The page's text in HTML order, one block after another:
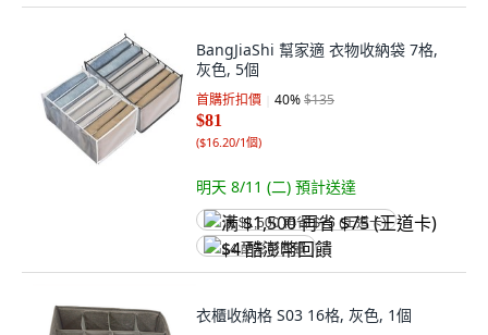
BangJiaShi 幫家適 衣物收納袋 7格,
灰色, 5個
首購折扣價 40%$135
$81
($16.20/1個)
明天 8/11 (二) 預計送達
满 $1,500 再省 $75 (王道卡)
$4 酷澎幣回饋
衣櫃收納格 S03 16格, 灰色, 1個